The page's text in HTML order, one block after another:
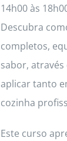
14h00 às
Descubra
completos,
sabor,
aplicar tanto
cozinha
Este curso